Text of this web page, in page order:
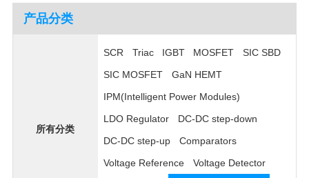
产品分类
所有分类
SCR Triac IGBT MOSFET
SIC SBD
SIC MOSFET
GaN HEMT
IPM(Intelligent Power Modules)
LDO Regulator
DC-DC step-down
DC-DC step-up
Comparators
Voltage Reference
Voltage Detector